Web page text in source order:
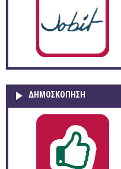
ΔΗΜΟΣΚΌΠΗΣΗ